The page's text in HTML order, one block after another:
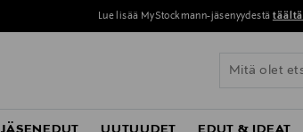
Lue lisää MyStockmann-jäsenyydestä täältä